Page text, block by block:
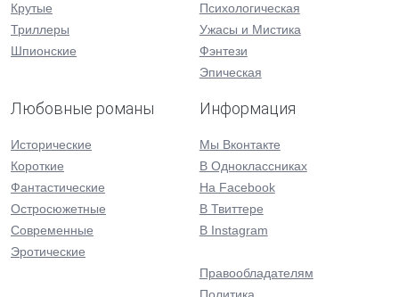
Крутые
Триллеры
Шпионские
Психологическая
Ужасы и Мистика
Фэнтези
Эпическая
Любовные романы
Исторические
Короткие
Фантастические
Остросюжетные
Современные
Эротические
Информация
Мы Вконтакте
В Одноклассниках
На Facebook
В Твиттере
В Instagram
Правообладателям